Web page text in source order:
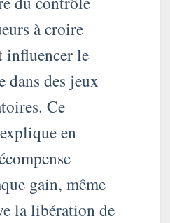
à croire
influencer le
dans des jeux
Ce
en
gain, même
la libération de